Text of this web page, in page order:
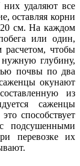
удаляют все
оставляя корни
см. На каждом
или один,
расчетом, чтобы
нужную глубину,
почвы по два
окунают
из
саженцы
способствует
подсушенными
перевозке их